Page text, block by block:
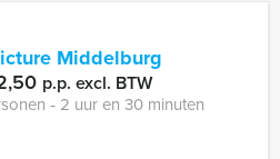
Middelburg
p.p. excl. BTW
‐ 2 uur en 30 minuten